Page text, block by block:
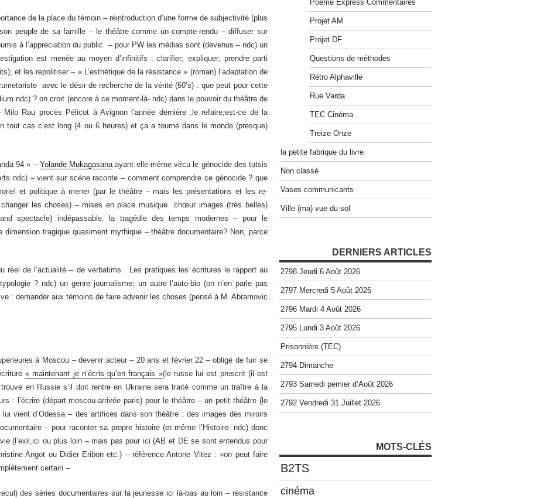
de la place du témoin – réintroduction d’une forme de subjectivité (plus
peuple de sa famille – le théâtre comme un compte-rendu – diffuser sur
à l’appréciation du public – pour PW les médias sont (devenus – ndc) un
est menée au moyen d’infinitifs : clarifier; expliquer; prendre parti
et les repolitiser – « L’esthétique de la résistance » (roman) l’adaptation de
avec le désir de recherche de la vérité (60’s) : que peut pour cette
ndc) ? on croit (encore à ce moment-là- ndc) dans le pouvoir du théâtre de
Rau procès Pélicot à Avignon l’année dernière :le refaire;est-ce de la
tout cas c’est long (4 ou 6 heures) et ça a tourné dans le monde (presque)
94 » – Yolande Mukagasana ayant elle-même vécu le génocide des tutsis
ndc) – vient sur scène raconte – comment comprendre ce génocide ? que
et politique à mener (par le théâtre – mais les présentations et les re-
les choses) – mises en place musique chœur images (très belles)
spectacle) indépassable: la tragédie des temps modernes – pour le
dimension tragique quasiment mythique – théâtre documentaire? Non, parce
réel de l’actualité – de verbatims . Les pratiques les écritures le rapport au
? ndc) un genre journalisme; un autre l’auto-bio (on n’en parle pas
: demander aux témoins de faire advenir les choses (pensé à M. Abramovic
à Moscou – devenir acteur – 20 ans et février 22 – obligé de fuir se
« maintenant je n’écris qu’en français »(le russe lui est proscrit (il est
en Russie s’il doit rentre en Ukraine sera traité comme un traître à la
: l’écrire (départ moscou-arrivée paris) pour le théâtre – un petit théâtre (le
vient d’Odessa – des artifices dans son théâtre : des images des miroirs
– pour raconter sa propre histoire (et même l’Histoire- ndc) donc
(l’exil,ici ou plus loin – mais pas pour ici (AB et DE se sont entendus pour
Angot ou Didier Eribon etc.) – référence Antone Vitez : »on peut faire
certain –
des séries documentaires sur la jeunesse ici là-bas au loin – résistance
Poème Express Commentaires
Projet AM
Projet DF
Questions de méthodes
Rétro Alphaville
Rue Varda
TEC Cinéma
Treize Onze
la petite fabrique du livre
Non classé
Vases communicants
Ville (ma) vue du sol
DERNIERS ARTICLES
2798 Jeudi 6 Août 2026
2797 Mercredi 5 Août 2026
2796 Mardi 4 Août 2026
2795 Lundi 3 Août 2026
Prisonnière (TEC)
2794 Dimanche
2793 Samedi pemier d’Août 2026
2792 Vendredi 31 Juillet 2026
MOTS-CLÉS
B2TS
cinéma